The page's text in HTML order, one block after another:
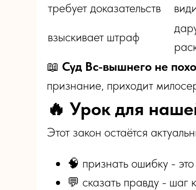
требует доказательств
взыскивает штраф
📖 Суд Вс-вышнего не
признание, приходит
🔥 Урок для
Этот закон остаётся
🧠 признать ошибку -
💬 сказать правду - шаг